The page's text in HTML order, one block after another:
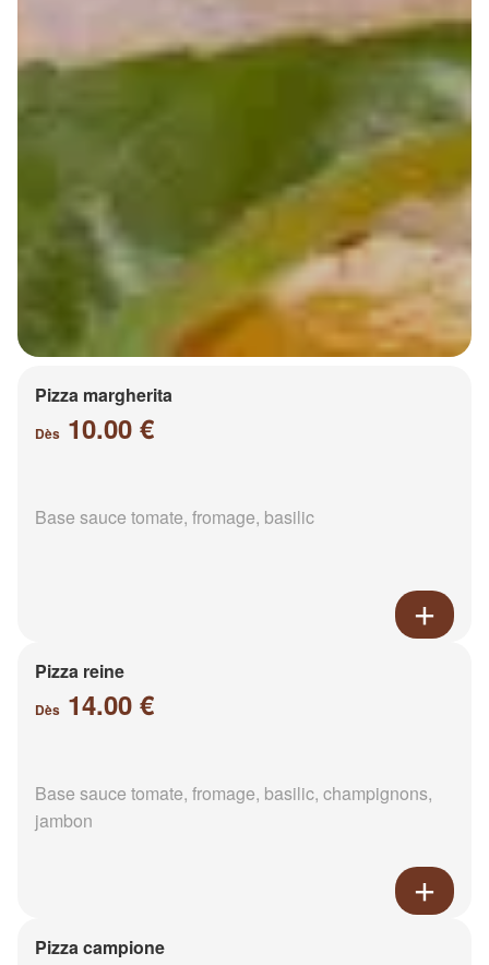
Pizza margherita
Dès 10.00 €
Base sauce tomate, fromage, basilic
Pizza reine
Dès 14.00 €
Base sauce tomate, fromage, basilic, champignons,
jambon
Pizza campione